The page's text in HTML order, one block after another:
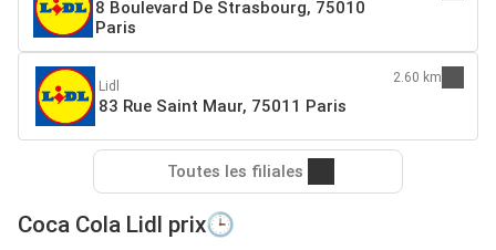
8 Boulevard De Strasbourg, 75010
Paris
Lidl
83 Rue Saint Maur, 75011 Paris
2.60 km
Toutes les filiales
Coca Cola Lidl prix🕒